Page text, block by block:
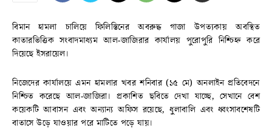
বিমান হামলা চালিয়ে ফিলিস্তিনের অবরুদ্ধ গাজা উপত্যকায় অবস্থিত
কাতারভিত্তিক সংবাদমাধ্যম আল-জাজিরার কার্যালয় পুরোপুরি নিশ্চিহ্ন করে
দিয়েছে ইসরায়েল।
নিজেদের কার্যালয়ে এমন হামলার খবর শনিবার (১৫ মে) অনলাইন প্রতিবেদনে
নিশ্চিত করেছে আল-জাজিরা। প্রকাশিত ছবিতে দেখা যাচ্ছে, সেখানে বেশ
কয়েকটি আবাসন এবং অন্যান্য অফিস রয়েছে, ধুলাবালি এবং ধ্বংসাবশেষটি
বাতাসে উড়ে যাওয়ার পরে মাটিতে পড়ে যায়।